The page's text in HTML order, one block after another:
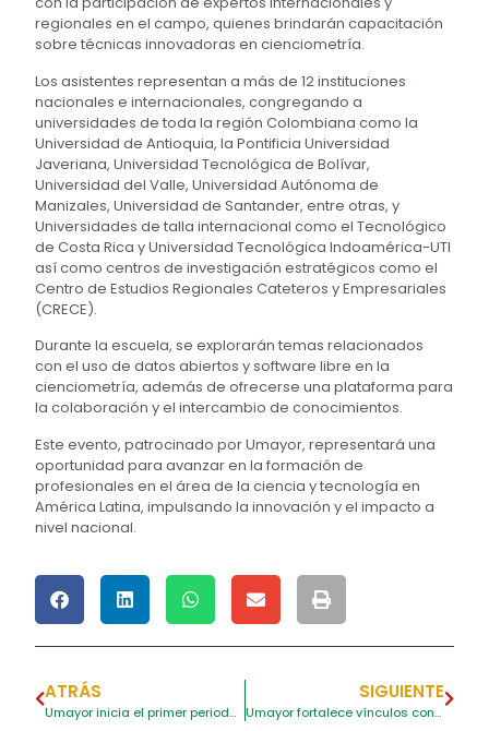
regionales en el campo, quienes brindarán capacitación
sobre técnicas innovadoras en cienciometría.
Los asistentes representan a más de 12 instituciones
nacionales e internacionales, congregando a
universidades de toda la región Colombiana como la
Universidad de Antioquia, la Pontificia Universidad
Javeriana, Universidad Tecnológica de Bolívar,
Universidad del Valle, Universidad Autónoma de
Manizales, Universidad de Santander, entre otras, y
Universidades de talla internacional como el Tecnológico
de Costa Rica y Universidad Tecnológica Indoamérica-UTl
así como centros de investigación estratégicos como el
Centro de Estudios Regionales Cateteros y Empresariales
(CRECE).
Durante la escuela, se explorarán temas relacionados
con el uso de datos abiertos y software libre en la
cienciometría, además de ofrecerse una plataforma para
la colaboración y el intercambio de conocimientos.
Este evento, patrocinado por Umayor, representará una
oportunidad para avanzar en la formación de
profesionales en el área de la ciencia y tecnología en
América Latina, impulsando la innovación y el impacto a
nivel nacional.
ATRÁS
Umayor inicia el primer periodo del 2025 en sus tres sedes
SIGUIENTE
Umayor fortalece vínculos con el Gobierno Español para cooperación académica